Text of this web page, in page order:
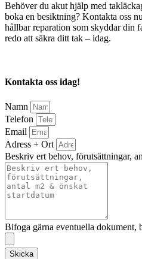
Behöver du akut hjälp med
boka en besiktning? Kontakta oss
hållbar reparation som skyddar din
redo att säkra ditt tak – idag.
Kontakta oss idag!
Namn
Telefon
Email
Adress + Ort
Beskriv ert behov, förutsättningar,
Bifoga gärna eventuella dokument,
Skicka